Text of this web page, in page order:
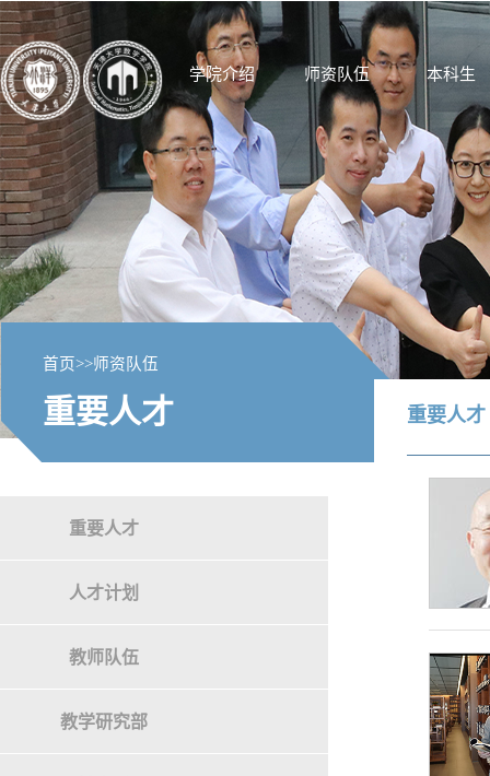
学院介绍 师资队伍 本科生
首页>>师资队伍
重要人才
重要人才
人才计划
教师队伍
教学研究部
重要人才